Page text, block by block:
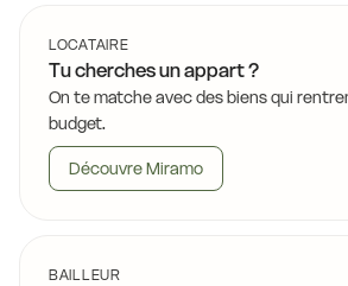
LOCATAIRE
Tu cherches un appart ?
On te matche avec des biens qui
budget.
Découvre Miramo
BAILLEUR